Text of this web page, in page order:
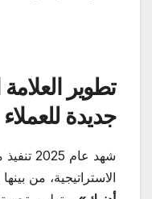
تطوير
جديدة للعملاء
شهد عام
الاستراتيجية، من